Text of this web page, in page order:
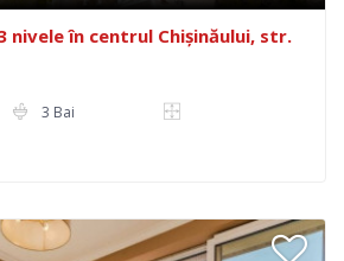
nivele în centrul Chișinăului, str.
3 Bai